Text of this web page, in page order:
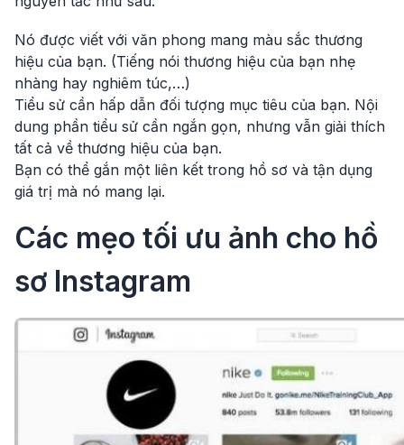
Nó được viết với văn phong mang màu sắc thương
hiệu của bạn. (Tiếng nói thương hiệu của bạn nhẹ
nhàng hay nghiêm túc,…)
Tiểu sử cần hấp dẫn đối tượng mục tiêu của bạn. Nội
dung phần tiểu sử cần ngắn gọn, nhưng vẫn giải thích
tất cả về thương hiệu của bạn.
Bạn có thể gắn một liên kết trong hồ sơ và tận dụng
giá trị mà nó mang lại.
Các mẹo tối ưu ảnh cho hồ
sơ Instagram